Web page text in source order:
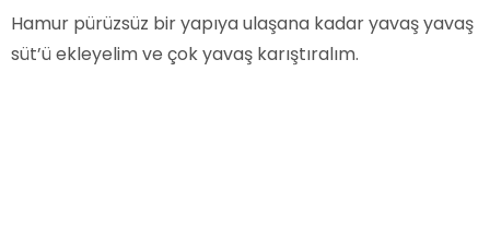
Hamur pürüzsüz bir yapıya ulaşana kadar yavaş yavaş
süt’ü ekleyelim ve çok yavaş karıştıralım.